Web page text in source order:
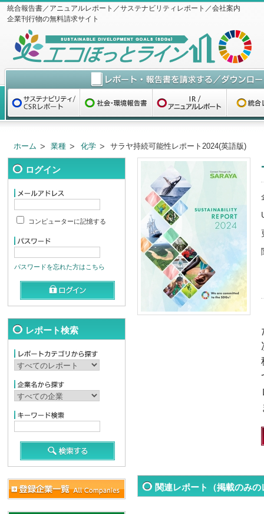
統合報告書／アニュアルレポート／サステナビリティレポート／会社案内
企業刊行物の無料請求サイト
ホーム 業種 化学 サラヤ持続可能性レポート2024(英語版)
ログイン
コンピューターに記憶する
パスワードを忘れた方はこちら
レポート検索
関連レポート（掲載のみ